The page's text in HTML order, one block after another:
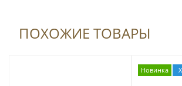
ПОХОЖИЕ ТОВАРЫ
Новинка